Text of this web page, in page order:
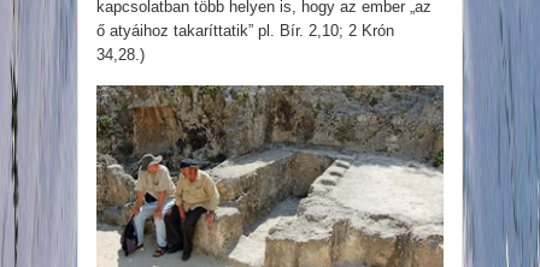
kapcsolatban több helyen is, hogy az ember „az
ő atyáihoz takaríttatik” pl. Bír. 2,10; 2 Krón
34,28.)